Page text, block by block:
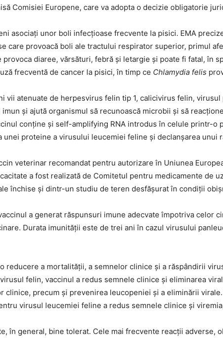
Comisiei Europene, care va adopta o decizie obligatorie
asociați unor boli infecțioase frecvente la pisici. EMA
care provoacă boli ale tractului respirator superior, primul
diaree, vărsături, febră și letargie și poate fi fatal, în
frecventă de cancer la pisici, în timp ce Chlamydia felis
vii atenuate de herpesvirus felin tip 1, calicivirus felin,
și ajută organismul să recunoască microbii și să
conține și self-amplifying RNA introdus în celule printr-o
unei proteine a virusului leucemiei feline și declanșarea unui
veterinar recomandat pentru autorizare în Uniunea
a fost realizată de Comitetul pentru medicamente de
închise și dintr-un studiu de teren desfășurat în condiții
a generat răspunsuri imune adecvate împotriva celor
Durata imunității este de trei ani în cazul virusului
reducere a mortalității, a semnelor clinice și a răspândirii
felin, vaccinul a redus semnele clinice și eliminarea
clinice, precum și prevenirea leucopeniei și a eliminării
virusul leucemiei feline a redus semnele clinice și
în general, bine tolerat. Cele mai frecvente reacții adverse,